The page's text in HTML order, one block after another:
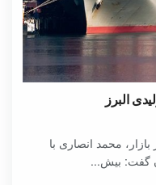
محمد انصاری با
گفت: بیش...